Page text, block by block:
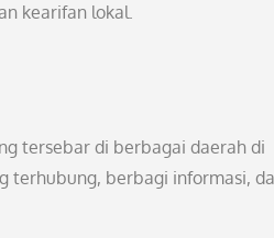
kearifan lokal.
tersebar di berbagai daerah di
terhubung, berbagi informasi,